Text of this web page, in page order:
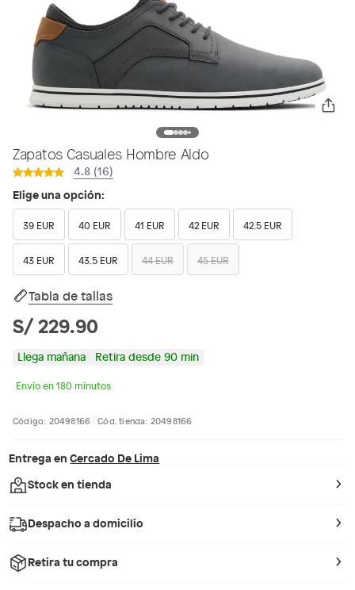
Zapatos Casuales Hombre Aldo
4.8 (16)
Elige una opción:
39 EUR 40 EUR 41 EUR 42 EUR 42.5 EUR
43 EUR 43.5 EUR 44 EUR 45 EUR
Tabla de tallas
S/ 229.90
Llega mañana Retira desde 90 min
Envío en 180 minutos
Código: 20498166 Cód. tienda: 20498166
Entrega en Cercado De Lima
Stock en tienda
Despacho a domicilio
Retira tu compra